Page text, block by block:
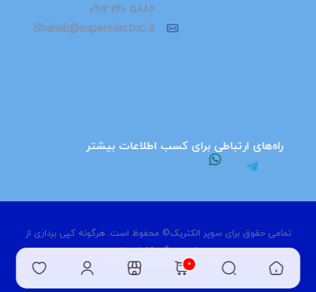
5886 240 0912
Shahab@superelectric.ir
راه‌های ارتباطی برای کسب اطلاعات بیشتر
تمامی حقوق برای سوپر الکتریک© محفوظ است. هرگونه کپی برداری از
سایت، پیگرد قانونی دارد.
0